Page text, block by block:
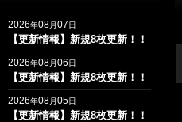
2026年08月07日
【更新情報】新規8枚更新！！
2026年08月06日
【更新情報】新規8枚更新！！
2026年08月05日
【更新情報】新規8枚更新！！